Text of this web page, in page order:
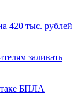
420 тыс. рублей
заливать
БПЛА